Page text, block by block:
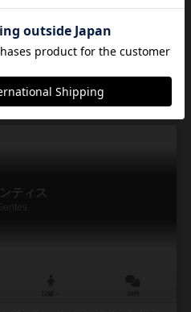
24
ティス